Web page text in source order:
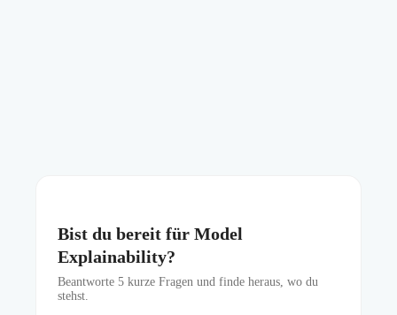
Bist du bereit für Model
Explainability?
Beantworte 5 kurze Fragen und finde heraus, wo du
stehst.